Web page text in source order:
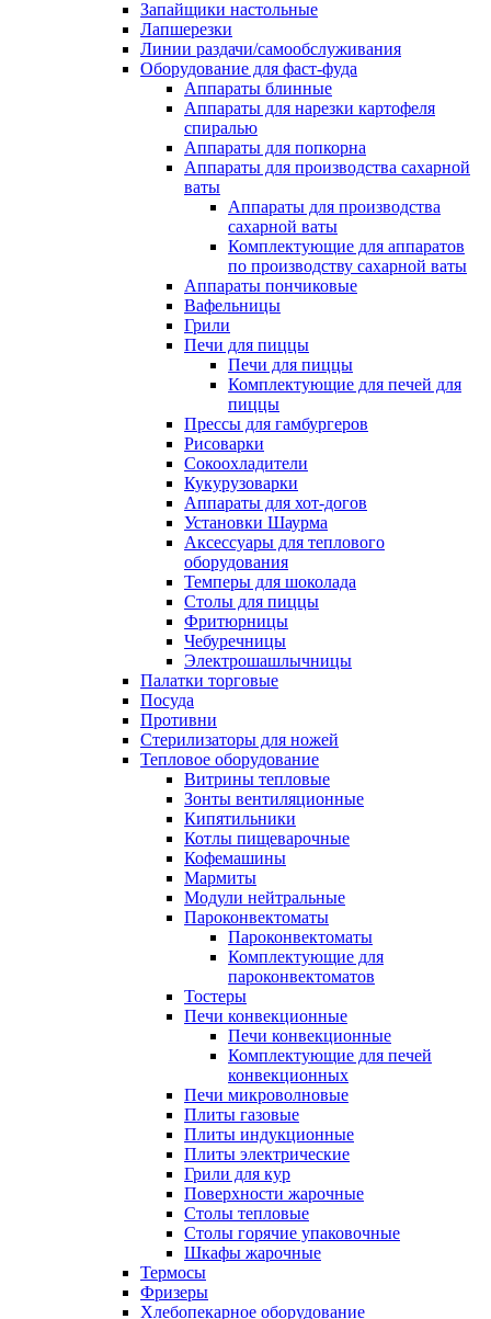
Запайщики настольные
Лапшерезки
Линии раздачи/самообслуживания
Оборудование для фаст-фуда
Аппараты блинные
Аппараты для нарезки картофеля
спиралью
Аппараты для попкорна
Аппараты для производства сахарной
ваты
Аппараты для производства
сахарной ваты
Комплектующие для аппаратов
по производству сахарной ваты
Аппараты пончиковые
Вафельницы
Грили
Печи для пиццы
Печи для пиццы
Комплектующие для печей для
пиццы
Прессы для гамбургеров
Рисоварки
Сокоохладители
Кукурузоварки
Аппараты для хот-догов
Установки Шаурма
Аксессуары для теплового
оборудования
Темперы для шоколада
Столы для пиццы
Фритюрницы
Чебуречницы
Электрошашлычницы
Палатки торговые
Посуда
Противни
Стерилизаторы для ножей
Тепловое оборудование
Витрины тепловые
Зонты вентиляционные
Кипятильники
Котлы пищеварочные
Кофемашины
Мармиты
Модули нейтральные
Пароконвектоматы
Пароконвектоматы
Комплектующие для
пароконвектоматов
Тостеры
Печи конвекционные
Печи конвекционные
Комплектующие для печей
конвекционных
Печи микроволновые
Плиты газовые
Плиты индукционные
Плиты электрические
Грили для кур
Поверхности жарочные
Столы тепловые
Столы горячие упаковочные
Шкафы жарочные
Термосы
Фризеры
Хлебопекарное оборудование